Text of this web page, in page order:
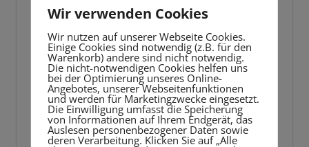
Player
Wir verwenden Cookies
Wir nutzen auf unserer Webseite Cookies.
Einige Cookies sind notwendig (z.B. für den
Warenkorb) andere sind nicht notwendig.
Die nicht-notwendigen Cookies helfen uns
bei der Optimierung unseres Online-
Angebotes, unserer Webseitenfunktionen
und werden für Marketingzwecke eingesetzt.
Die Einwilligung umfasst die Speicherung
von Informationen auf Ihrem Endgerät, das
Auslesen personenbezogener Daten sowie
deren Verarbeitung. Klicken Sie auf „Alle